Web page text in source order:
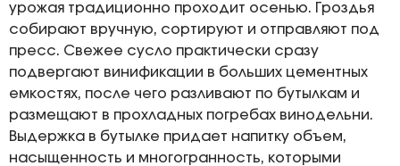
урожая традиционно проходит осенью. Гроздья
собирают вручную, сортируют и отправляют под
пресс. Свежее сусло практически сразу
подвергают винификации в больших цементных
емкостях, после чего разливают по бутылкам и
размещают в прохладных погребах винодельни.
Выдержка в бутылке придает напитку объем,
насыщенность и многогранность, которыми